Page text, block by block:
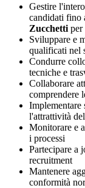
Gestire l'intero
candidati fino
Zucchetti per
Sviluppare e
qualificati nel
Condurre
tecniche e
Collaborare
comprendere
Implementare
l'attrattività
Monitorare e
i processi
Partecipare a
recruitment
Mantenere
conformità